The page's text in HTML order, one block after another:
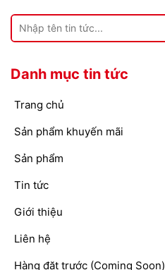
Danh mục tin tức
Trang chủ
Sản phẩm khuyến mãi
Sản phẩm
Tin tức
Giới thiệu
Liên hệ
Hàng đặt trước (Coming Soon)